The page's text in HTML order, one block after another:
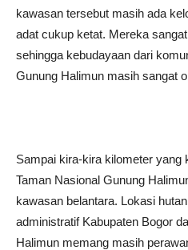
kawasan tersebut masih ada
adat cukup ketat. Mereka
sehingga kebudayaan dari
Gunung Halimun masih sangat
Sampai kira-kira kilometer yang
Taman Nasional Gunung
kawasan belantara. Lokasi
administratif Kabupaten Bogor
Halimun memang masih